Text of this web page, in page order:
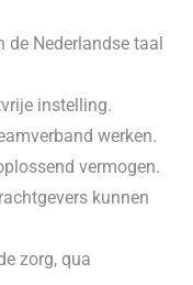
de Nederlandse taal
instelling.
werken.
vermogen.
kunnen
zorg, qua